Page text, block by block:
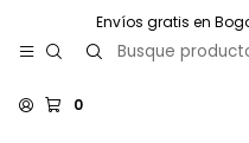
0
Envíos gratis en